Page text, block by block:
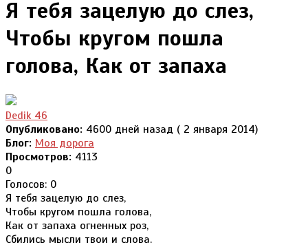
Я тебя зацелую до слез,
Чтобы кругом пошла
голова, Как от запаха
Dedik 46
Опубликовано: 4600 дней назад ( 2 января 2014)
Блог: Моя дорога
Просмотров: 4113
0
Голосов: 0
Я тебя зацелую до слез,
Чтобы кругом пошла голова,
Как от запаха огненных роз,
Сбились мысли твои и слова.